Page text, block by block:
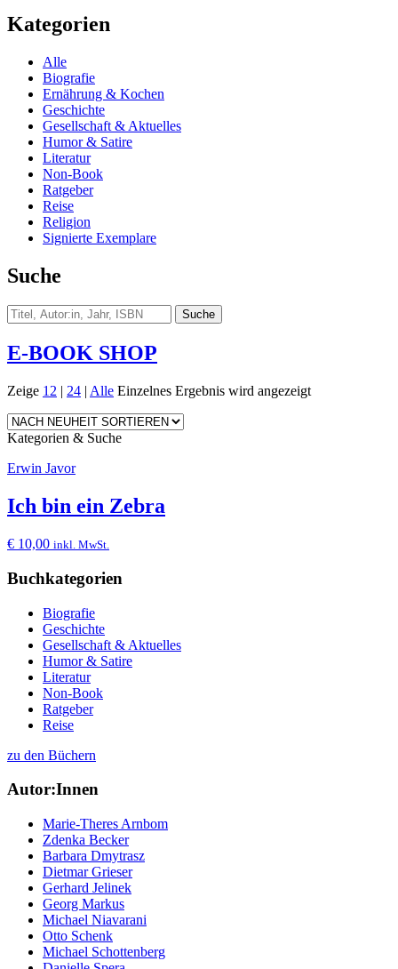
Kategorien
Alle
Biografie
Ernährung & Kochen
Geschichte
Gesellschaft & Aktuelles
Humor & Satire
Literatur
Non-Book
Ratgeber
Reise
Religion
Signierte Exemplare
Suche
E-BOOK SHOP
Zeige 12 | 24 | Alle Einzelnes Ergebnis wird angezeigt
Kategorien & Suche
Erwin Javor
Ich bin ein Zebra
€ 10,00 inkl. MwSt.
Buchkategorien
Biografie
Geschichte
Gesellschaft & Aktuelles
Humor & Satire
Literatur
Non-Book
Ratgeber
Reise
zu den Büchern
Autor:Innen
Marie-Theres Arnbom
Zdenka Becker
Barbara Dmytrasz
Dietmar Grieser
Gerhard Jelinek
Georg Markus
Michael Niavarani
Otto Schenk
Michael Schottenberg